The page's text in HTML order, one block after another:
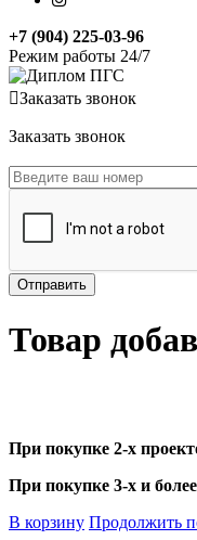
+7 (904) 225-03-96
Режим работы 24/7
Заказать звонок
Заказать звонок
Товар
При покупке 2-х
При покупке 3-х и
В корзину Продолжить